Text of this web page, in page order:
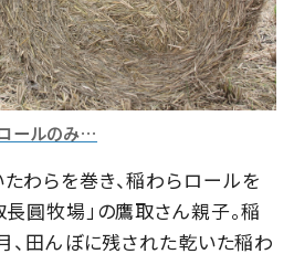
ールのみ…
わらを巻き、稲わらロールを
長圓牧場」の鷹取さん親子。稲
、田んぼに残された乾いた稲わ